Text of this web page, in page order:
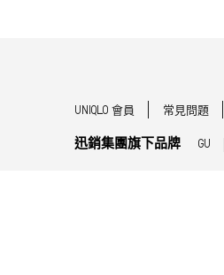
UNIQLO 會員 常見問題
迅銷集團旗下品牌 GU